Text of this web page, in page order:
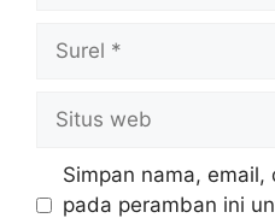
Surel
Situs
web
Simpan nama,
pada peramban ini